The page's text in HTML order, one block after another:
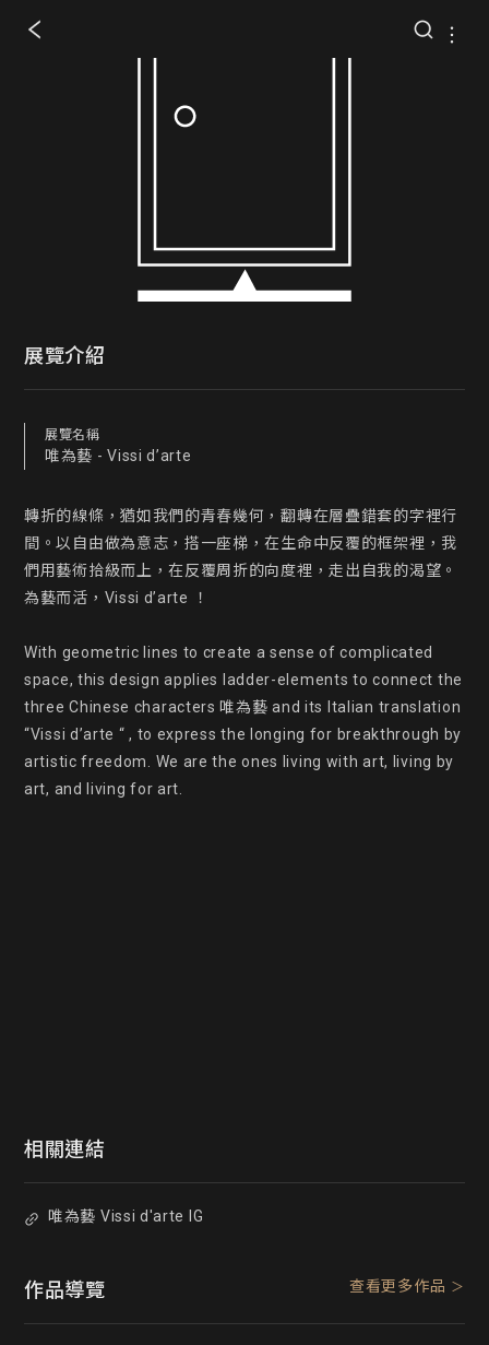
展覽介紹
展覽名稱
唯為藝 - Vissi d’arte
轉折的線條，猶如我們的青春幾何，翻轉在層疊錯套的字裡行
間。以自由做為意志，搭一座梯，在生命中反覆的框架裡，我
們用藝術拾級而上，在反覆周折的向度裡，走出自我的渴望。
為藝而活，Vissi d’arte ！
With geometric lines to create a sense of complicated
space, this design applies ladder-elements to connect the
three Chinese characters 唯為藝 and its Italian translation
“Vissi d’arte “ , to express the longing for breakthrough by
artistic freedom. We are the ones living with art, living by
art, and living for art.
相關連結
唯為藝 Vissi d'arte IG
作品導覽 查看更多作品